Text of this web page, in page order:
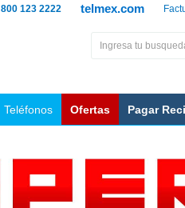
telmex.com
800 123 2222
Teléfonos Ofertas Pagar